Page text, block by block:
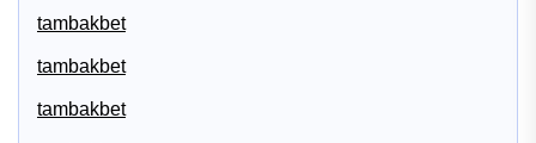
tambakbet
tambakbet
tambakbet